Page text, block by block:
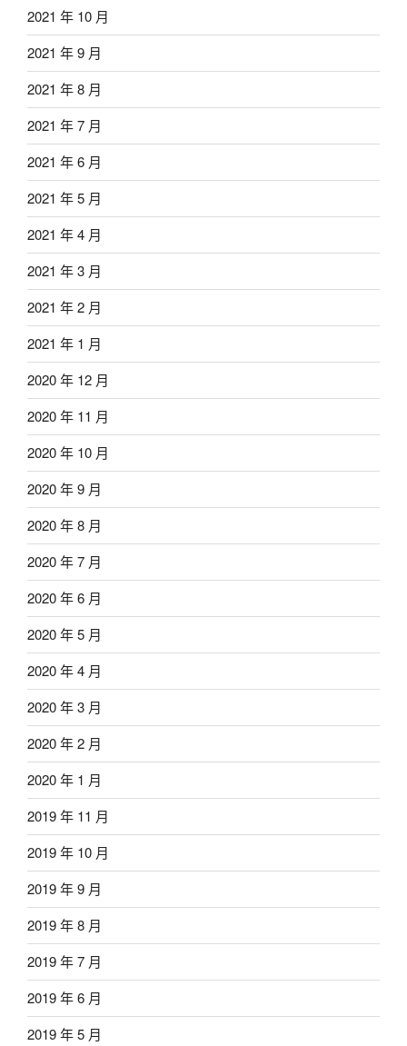
2021 年 10 月
2021 年 9 月
2021 年 8 月
2021 年 7 月
2021 年 6 月
2021 年 5 月
2021 年 4 月
2021 年 3 月
2021 年 2 月
2021 年 1 月
2020 年 12 月
2020 年 11 月
2020 年 10 月
2020 年 9 月
2020 年 8 月
2020 年 7 月
2020 年 6 月
2020 年 5 月
2020 年 4 月
2020 年 3 月
2020 年 2 月
2020 年 1 月
2019 年 11 月
2019 年 10 月
2019 年 9 月
2019 年 8 月
2019 年 7 月
2019 年 6 月
2019 年 5 月